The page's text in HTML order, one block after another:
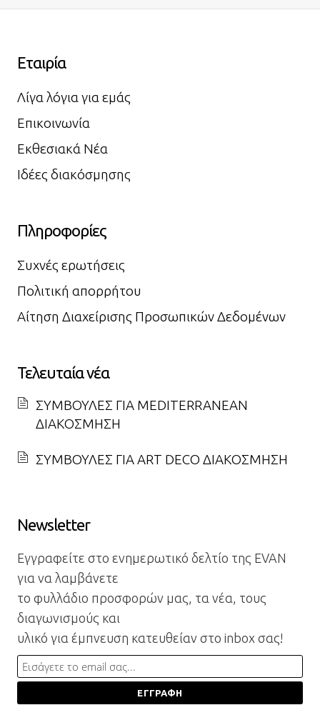
Εταιρία
Λίγα λόγια για εμάς
Επικοινωνία
Εκθεσιακά Νέα
Ιδέες διακόσμησης
Πληροφορίες
Συχνές ερωτήσεις
Πολιτική απορρήτου
Αίτηση Διαχείρισης Προσωπικών Δεδομένων
Τελευταία νέα
ΣΥΜΒΟΥΛΕΣ ΓΙΑ MEDITERRANEAN
ΔΙΑΚΟΣΜΗΣΗ
ΣΥΜΒΟΥΛΕΣ ΓΙΑ ART DECO ΔΙΑΚΟΣΜΗΣΗ
Newsletter
Εγγραφείτε στο ενημερωτικό δελτίο της EVAN
για να λαμβάνετε
το φυλλάδιο προσφορών μας, τα νέα, τους
διαγωνισμούς και
υλικό για έμπνευση κατευθείαν στο inbox σας!